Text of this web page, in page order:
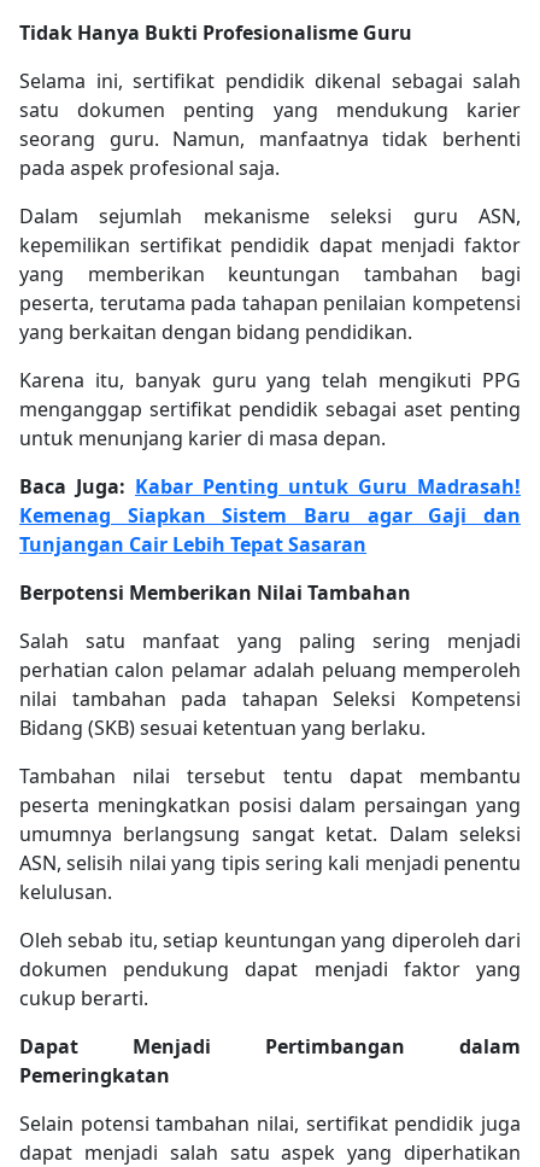
Tidak Hanya Bukti Profesionalisme Guru
Selama ini, sertifikat pendidik dikenal sebagai salah
satu dokumen penting yang mendukung karier
seorang guru. Namun, manfaatnya tidak berhenti
pada aspek profesional saja.
Dalam sejumlah mekanisme seleksi guru ASN,
kepemilikan sertifikat pendidik dapat menjadi faktor
yang memberikan keuntungan tambahan bagi
peserta, terutama pada tahapan penilaian kompetensi
yang berkaitan dengan bidang pendidikan.
Karena itu, banyak guru yang telah mengikuti PPG
menganggap sertifikat pendidik sebagai aset penting
untuk menunjang karier di masa depan.
Baca Juga: Kabar Penting untuk Guru Madrasah!
Kemenag Siapkan Sistem Baru agar Gaji dan
Tunjangan Cair Lebih Tepat Sasaran
Berpotensi Memberikan Nilai Tambahan
Salah satu manfaat yang paling sering menjadi
perhatian calon pelamar adalah peluang memperoleh
nilai tambahan pada tahapan Seleksi Kompetensi
Bidang (SKB) sesuai ketentuan yang berlaku.
Tambahan nilai tersebut tentu dapat membantu
peserta meningkatkan posisi dalam persaingan yang
umumnya berlangsung sangat ketat. Dalam seleksi
ASN, selisih nilai yang tipis sering kali menjadi penentu
kelulusan.
Oleh sebab itu, setiap keuntungan yang diperoleh dari
dokumen pendukung dapat menjadi faktor yang
cukup berarti.
Dapat Menjadi Pertimbangan dalam
Pemeringkatan
Selain potensi tambahan nilai, sertifikat pendidik juga
dapat menjadi salah satu aspek yang diperhatikan